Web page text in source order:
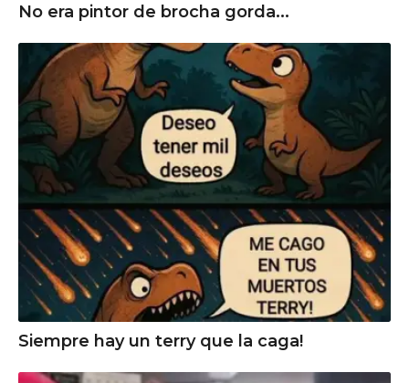
No era pintor de brocha gorda...
Siempre hay un terry que la caga!